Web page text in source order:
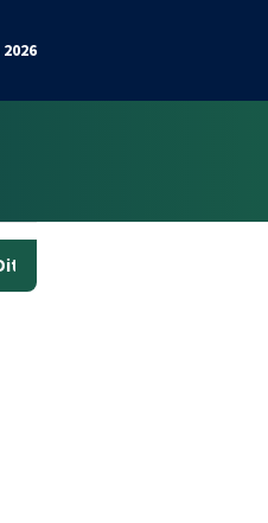
2026
Berubah, Kemnaker